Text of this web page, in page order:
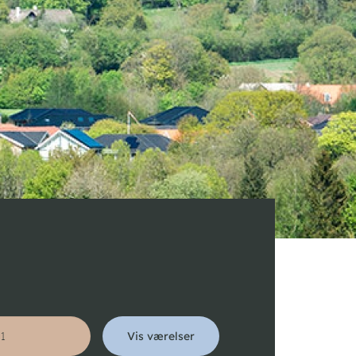
Vis værelser